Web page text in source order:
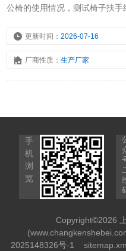
公椅的使用情况，测试椅子扶手
除扶手测试外， 本机还可以用
更新时间：2026-07-16
厂商性质：生产厂家
手
机
浏
览
Copyright©2026
2025148326号-1